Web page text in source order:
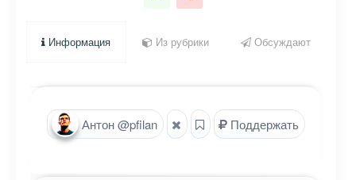
Информация Из рубрики Обсуждают
Антон @pfilan Поддержать